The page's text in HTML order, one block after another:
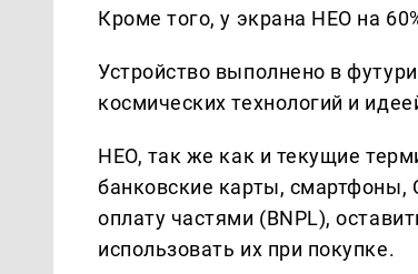
Кроме того, у экрана НЕО на
Устройство выполнено в
космических технологий и
НЕО, так же как и текущие
банковские карты,
оплату частями (BNPL),
использовать их при покупке.